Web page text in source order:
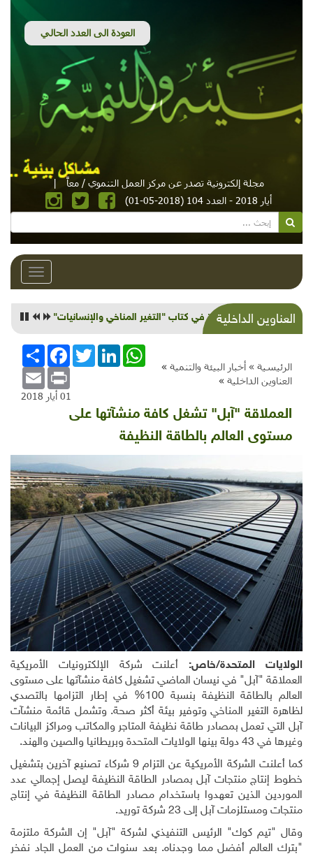
مجلة إلكترونية تصدر عن مركز العمل التنموي / معاً
|
أيار 2018 - العدد 104 (2018-05-01)
Toggle
العناوين الداخليةنحو طاقة متجددة ... ونظيفة أيضاً
الرئيسية » أخبار البيئة والتنمية »
العناوين الداخلية »
انشر
FacebookTwitterLinkedInWhatsApp
Email Print
01 أيار 2018
العملاقة "آبل" تشغل كافة منشآتها على
مستوى العالم بالطاقة النظيفة
الولايات المتحدة/خاص: أعلنت شركة الإلكترونيات الأمريكية
العملاقة "آبل" في نيسان الماضي تشغيل كافة منشآتها على مستوى
العالم بالطاقة النظيفة بنسبة 100% في إطار التزامها بالتصدي
لظاهرة التغير المناخي وتوفير بيئة أكثر صحة. وتشمل قائمة منشآت
آبل التي تعمل بمصادر طاقة نظيفة المتاجر والمكاتب ومراكز البيانات
وغيرها في 43 دولة بينها الولايات المتحدة وبريطانيا والصين والهند
.
كما أعلنت الشركة الأمريكية عن التزام 9 شركاء تصنيع آخرين بتشغيل
خطوط إنتاج منتجات آبل بمصادر الطاقة النظيفة ليصل إجمالي عدد
الموردين الذين تعهدوا باستخدام مصادر الطاقة النظيفة في إنتاج
منتجات ومستلزمات آبل إلى 23 شركة توريد
.
وقال "تيم كوك" الرئيس التنفيذي لشركة "آبل" إن الشركة ملتزمة
"بترك العالم أفضل مما وجدناه. بعد سنوات من العمل الجاد نفخر